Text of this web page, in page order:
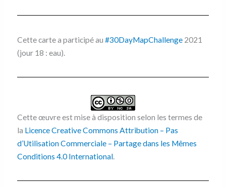
Cette carte a participé au #30DayMapChallenge2021
(jour 18 : eau).
Cette œuvre est mise à disposition selon les termes de
la Licence Creative Commons Attribution – Pas
d’Utilisation Commerciale – Partage dans les Mêmes
Conditions 4.0 International.